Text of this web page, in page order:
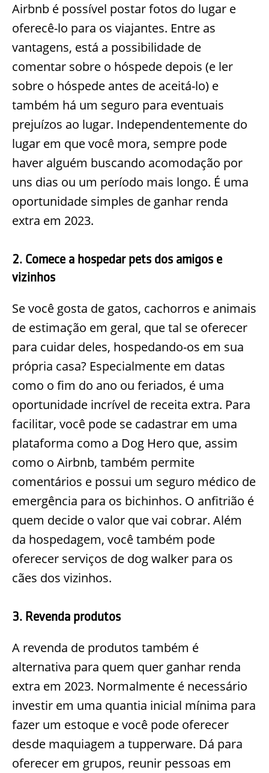
Airbnb é possível postar fotos do lugar e
oferecê-lo para os viajantes. Entre as
vantagens, está a possibilidade de
comentar sobre o hóspede depois (e ler
sobre o hóspede antes de aceitá-lo) e
também há um seguro para eventuais
prejuízos ao lugar. Independentemente do
lugar em que você mora, sempre pode
haver alguém buscando acomodação por
uns dias ou um período mais longo. É uma
oportunidade simples de ganhar renda
extra em 2023.
2. Comece a hospedar pets dos amigos e
vizinhos
Se você gosta de gatos, cachorros e animais
de estimação em geral, que tal se oferecer
para cuidar deles, hospedando-os em sua
própria casa? Especialmente em datas
como o fim do ano ou feriados, é uma
oportunidade incrível de receita extra. Para
facilitar, você pode se cadastrar em uma
plataforma como a Dog Hero que, assim
como o Airbnb, também permite
comentários e possui um seguro médico de
emergência para os bichinhos. O anfitrião é
quem decide o valor que vai cobrar. Além
da hospedagem, você também pode
oferecer serviços de dog walker para os
cães dos vizinhos.
3. Revenda produtos
A revenda de produtos também é
alternativa para quem quer ganhar renda
extra em 2023. Normalmente é necessário
investir em uma quantia inicial mínima para
fazer um estoque e você pode oferecer
desde maquiagem a tupperware. Dá para
oferecer em grupos, reunir pessoas em